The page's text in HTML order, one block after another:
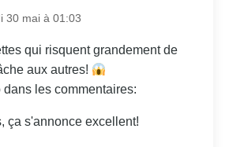
30 mai à 01:03
qui risquent grandement de
aux autres!
dans les commentaires:
ça s'annonce excellent!